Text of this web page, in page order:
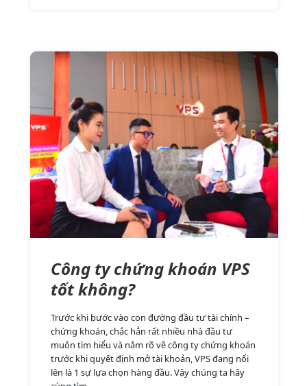
Công ty chứng khoán VPS
tốt không?
Trước khi bước vào con đường đầu tư tài chính –
chứng khoán, chắc hẳn rất nhiều nhà đầu tư
muốn tìm hiểu và nắm rõ về công ty chứng khoán
trước khi quyết định mở tài khoản, VPS đang nổi
lên là 1 sự lựa chọn hàng đầu. Vậy chúng ta hãy